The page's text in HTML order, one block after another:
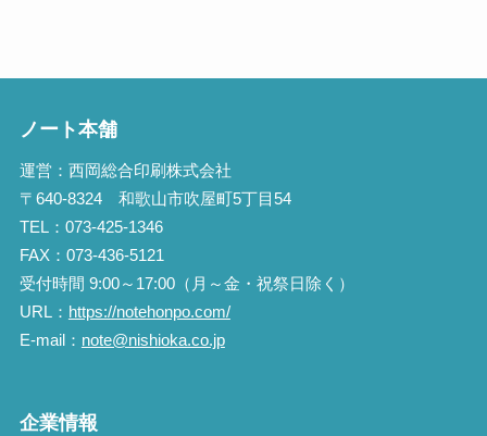
ノート本舗
運営：西岡総合印刷株式会社
〒640-8324 和歌山市吹屋町5丁目54
TEL：073-425-1346
FAX：073-436-5121
受付時間 9:00～17:00（月～金・祝祭日除く）
URL： https://notehonpo.com/
E-mail： note@nishioka.co.jp
企業情報